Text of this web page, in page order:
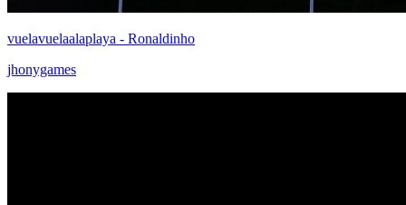
vuelavuelaalaplaya - Ronaldinho
jhonygames